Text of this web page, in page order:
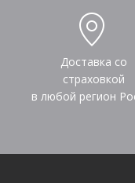
Доставка со
страховкой
в любой регион